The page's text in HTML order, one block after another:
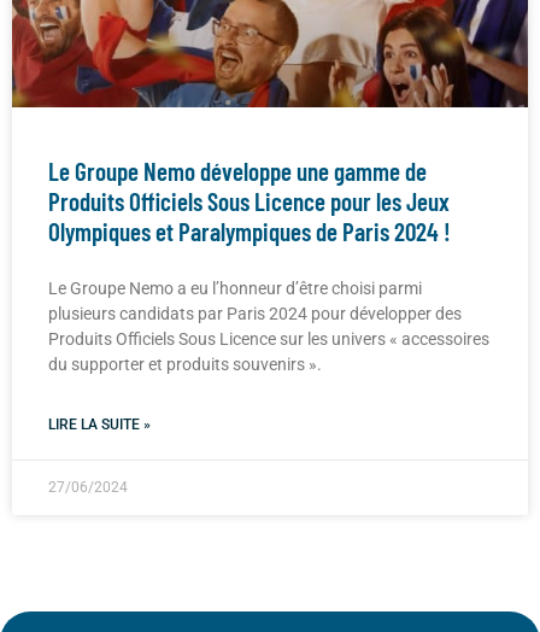
Le Groupe Nemo développe une gamme de
Produits Officiels Sous Licence pour les Jeux
Olympiques et Paralympiques de Paris 2024 !
Le Groupe Nemo a eu l’honneur d’être choisi parmi
plusieurs candidats par Paris 2024 pour développer des
Produits Officiels Sous Licence sur les univers « accessoires
du supporter et produits souvenirs ».
LIRE LA SUITE »
27/06/2024